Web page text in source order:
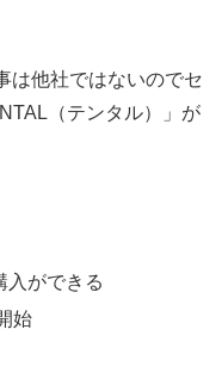
は他社ではないのでセ
（テンタル）」が
入ができる
始